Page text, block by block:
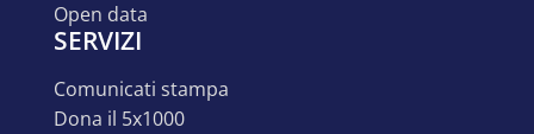
open data
SERVIZI
comunicati stampa
dona il 5x1000